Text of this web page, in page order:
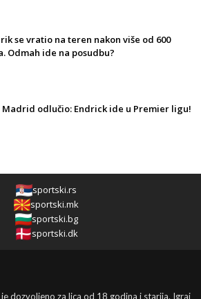
se vratio na teren nakon više od 600
Odmah ide na posudbu?
Madrid odlučio: Endrick ide u Premier ligu!
sportski.rs
sportski.mk
sportski.bg
sportski.dk
je dozvoljeno za lica od 18 godina i starija. Igraj